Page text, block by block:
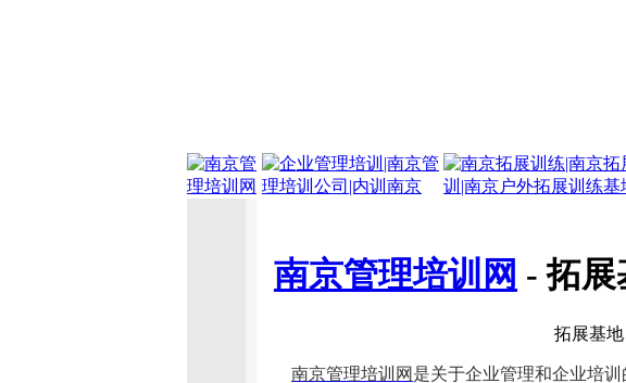
南京管理培训网 - 拓
拓展基
南京管理培训网 是关于企业管理和企业培